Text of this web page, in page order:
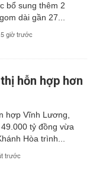
bổ sung thêm 2
dài gần 27...
5 giờ trước
hỗn hợp hơn
hợp Vĩnh Lương,
tỷ đồng vừa
Hòa trình...
trước